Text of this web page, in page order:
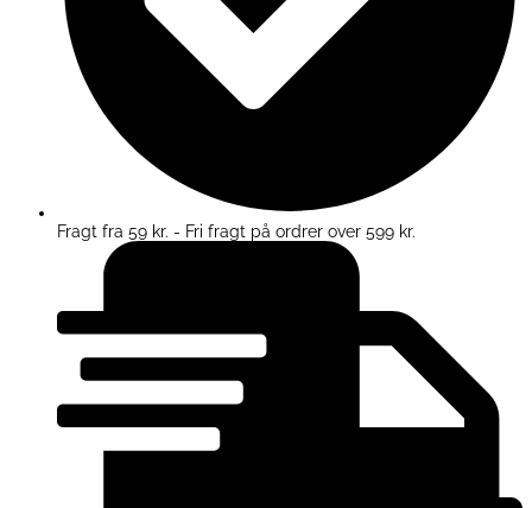
Fragt fra 59 kr. - Fri fragt på ordrer over 599 kr.